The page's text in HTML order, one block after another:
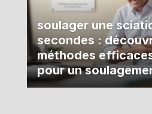
soulager une
secondes :
méthodes
pour un